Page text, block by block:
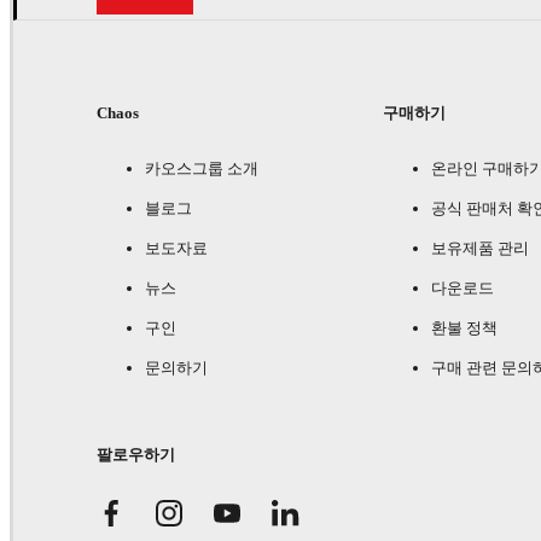
Chaos
카오스그룹 소개
블로그
보도자료
뉴스
구인
문의하기
구매하기
온라인 구매하
공식 판매처 확
보유제품 관리
다운로드
환불 정책
구매 관련 문의
팔로우하기